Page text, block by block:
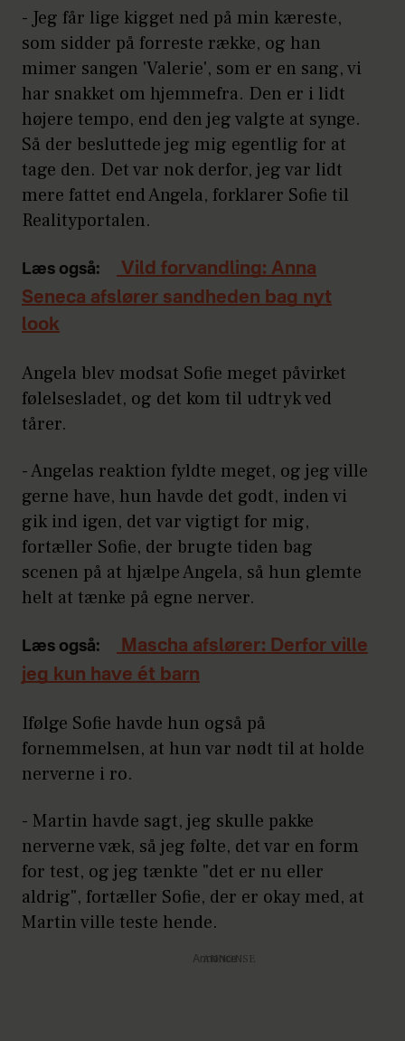
- Jeg får lige kigget ned på min kæreste,
som sidder på forreste række, og han
mimer sangen 'Valerie', som er en sang, vi
har snakket om hjemmefra. Den er i lidt
højere tempo, end den jeg valgte at synge.
Så der besluttede jeg mig egentlig for at
tage den. Det var nok derfor, jeg var lidt
mere fattet end Angela, forklarer Sofie til
Realityportalen.
Læs også:
Vild forvandling: Anna
Seneca afslører sandheden bag nyt
look
Angela blev modsat Sofie meget påvirket
følelsesladet, og det kom til udtryk ved
tårer.
- Angelas reaktion fyldte meget, og jeg ville
gerne have, hun havde det godt, inden vi
gik ind igen, det var vigtigt for mig,
fortæller Sofie, der brugte tiden bag
scenen på at hjælpe Angela, så hun glemte
helt at tænke på egne nerver.
Læs også:
Mascha afslører: Derfor ville
jeg kun have ét barn
Ifølge Sofie havde hun også på
fornemmelsen, at hun var nødt til at holde
nerverne i ro.
- Martin havde sagt, jeg skulle pakke
nerverne væk, så jeg følte, det var en form
for test, og jeg tænkte "det er nu eller
aldrig", fortæller Sofie, der er okay med, at
Martin ville teste hende.
Annonce